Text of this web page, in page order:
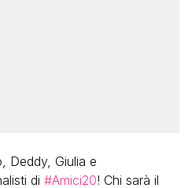
Deddy, Giulia e
di #Amici20! Chi sarà il